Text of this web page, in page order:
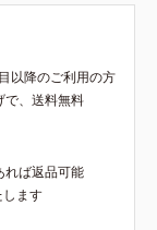
以降のご利用の方
で、送料無料
れば返品可能
ます